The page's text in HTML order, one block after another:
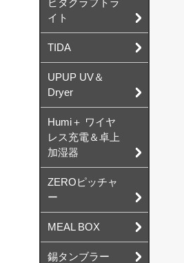
ビタクラフトラ
イト
TIDA
UPUP UV＆
Dryer
Humi＋ ワイヤ
レス充電＆卓上
加湿器
ZEROピッチャ
ー
MEAL BOX
錫タンブラー